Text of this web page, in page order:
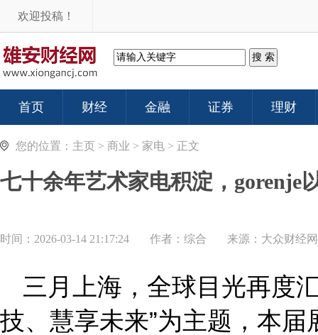
欢迎投稿！
首页 财经 金融 证券 理财
您的位置： 主页 > 商业 > 家电 > 正文
七十余年艺术家电积淀，gorenje
时间：2026-03-14 21:17:24 作者：综合 来源： 大众财经网
三月上海，全球目光再度
技、慧享未来”为主题，本